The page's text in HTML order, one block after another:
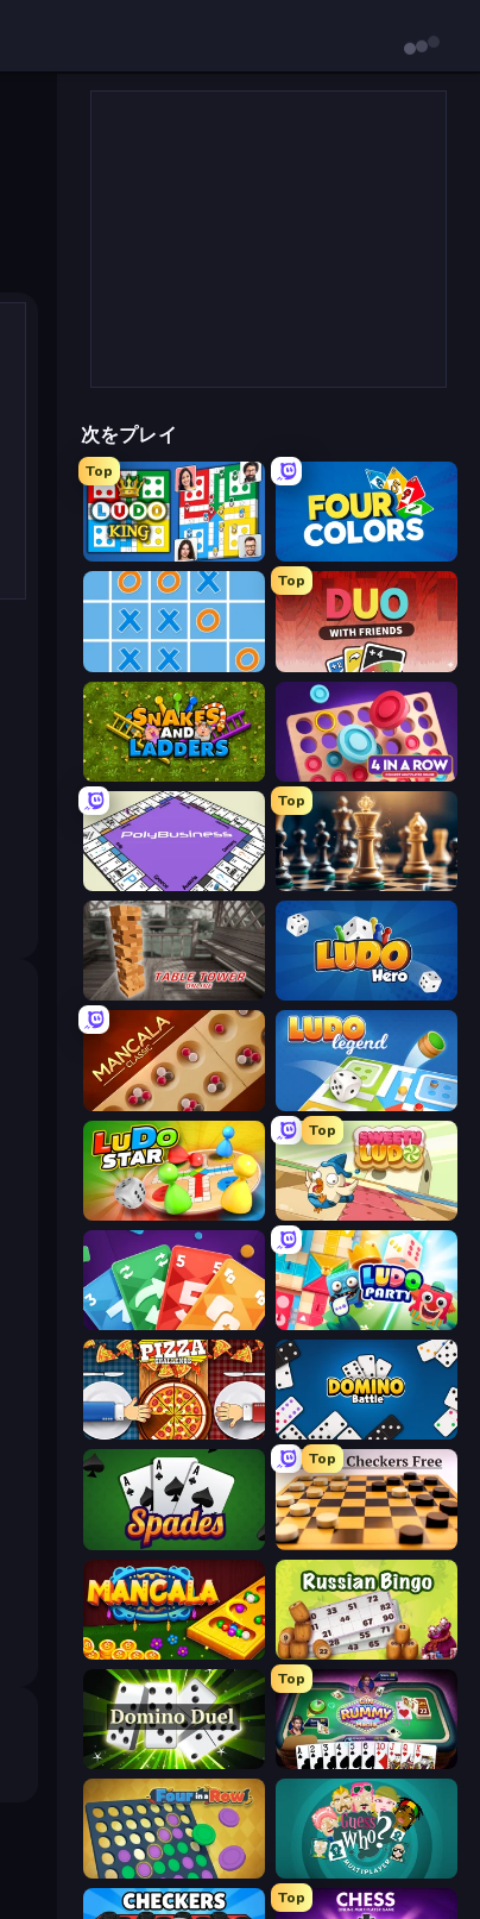
次をプレイ
Top
Ludo King
Tic Tac Toe Online
Top
DUO With Friends
Snakes and Ladders Connect 4 Online Multiplayer
PolyBusiness (Unofficial Monopoly)
Top
Chess Free
Table Tower Online
Mancala Classic Ludo Legend
Ludo Star League
Top
Sweety Ludo
Foono Online Multiplayer Ludo Party
Pizza Challenge Domino Battle
Spades
Top
English Checkers Free
Mancala Online Russian Bingo
Domino Duel
Top
Gin Rummy Mania
Four in a Row Guess Who Online
Top